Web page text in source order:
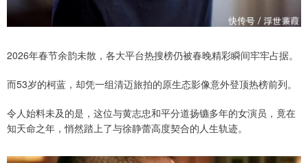
2026年春节余韵未散，各大平台热搜榜仍被春晚精彩瞬间牢牢占据。
而53岁的柯蓝，却凭一组清迈旅拍的原生态影像意外登顶热榜前列。
令人始料未及的是，这位与黄志忠和平分道扬镳多年的女演员，竟在
知天命之年，悄然踏上了与徐静蕾高度契合的人生轨迹。